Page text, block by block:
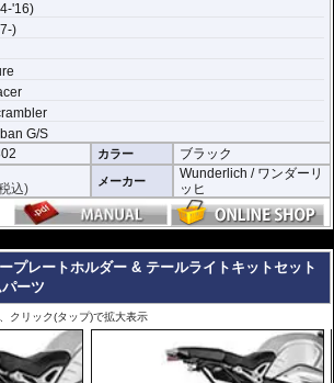
度の調節が可能ですが、これを理由に車検不適合と
情報課 及び 整備課に確認済み
'16)
)
G/S
カラー ブラック
込) メーカー
Wunderlich / ワンダーリ
ッヒ
プレートホルダー & テールライトキットセット
ーツ
クリック(タップ)で拡大表示